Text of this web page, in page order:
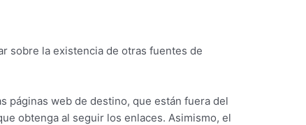
sobre la existencia de otras fuentes de
páginas web de destino, que están fuera del
obtenga al seguir los enlaces. Asimismo, el